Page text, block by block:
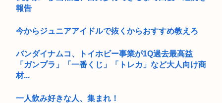
報告
今からジュニアアイドルで抜くからおすすめ教えろ
バンダイナムコ、トイホビー事業が1Q過去最高益
「ガンプラ」「一番くじ」「トレカ」など大人向け商
材...
一人飲み好きな人、集まれ！